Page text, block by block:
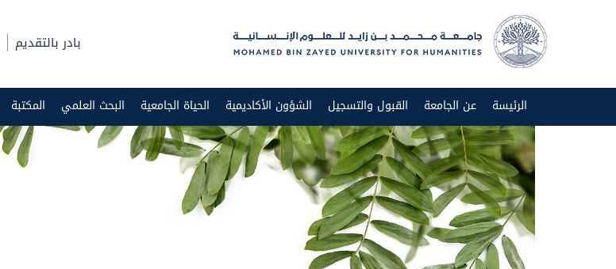
بادر بالتقديم
الرئيسة عن الجامعة القبول والتسجيل الشؤون الأكاديمية الحياة الجامعية البحث العلمي المكتبة